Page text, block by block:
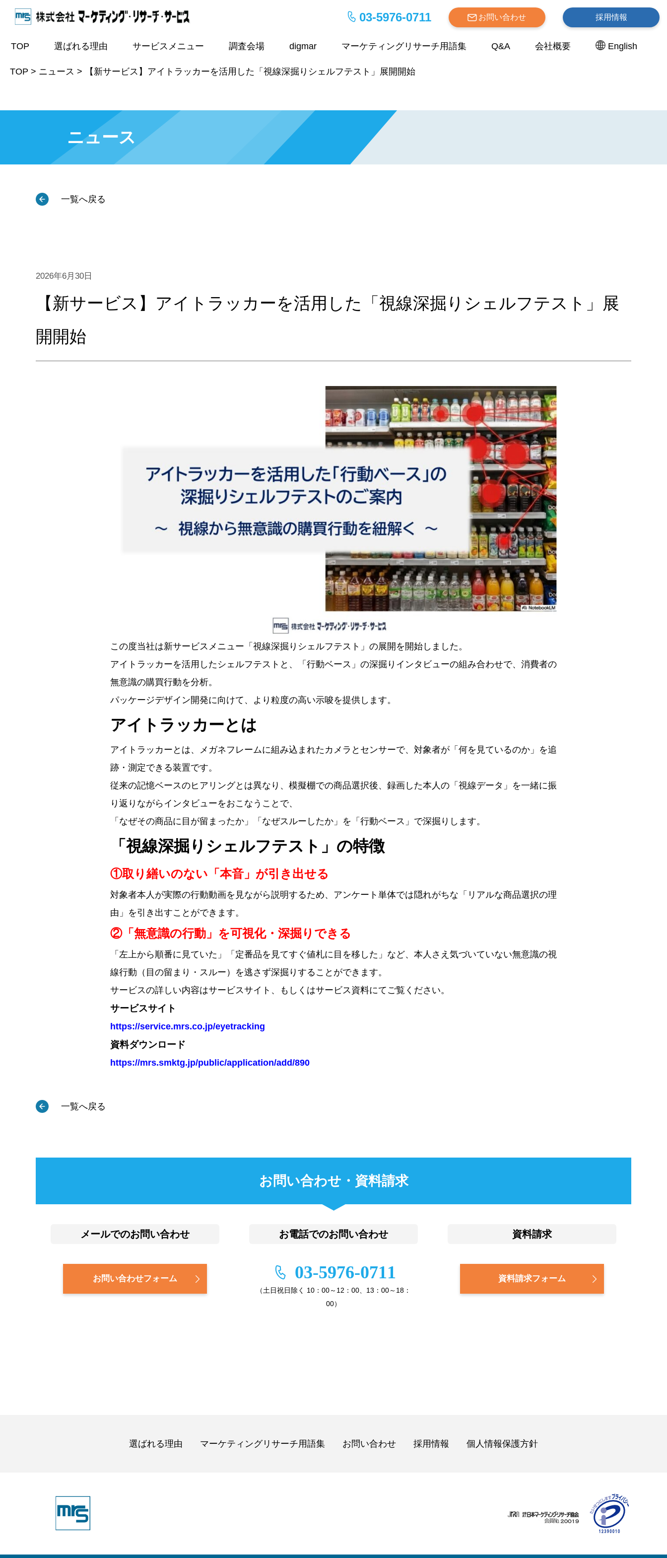
03-5976-0711 お問い合わせ 採用情報
TOP 選ばれる理由 サービスメニュー 調査会場 digmar マーケティングリサーチ用語集 Q&A 会社概要 English
TOP > ニュース > 【新サービス】アイトラッカーを活用した「視線深掘りシェルフテスト」展開開始
ニュース
一覧へ戻る
2026年6月30日
【新サービス】アイトラッカーを活用した「視線深掘りシェルフテスト」展
開開始
この度当社は新サービスメニュー「視線深掘りシェルフテスト」の展開を開始しました。
アイトラッカーを活用したシェルフテストと、「行動ベース」の深掘りインタビューの組み合わせで、消費者の
無意識の購買行動を分析。
パッケージデザイン開発に向けて、より粒度の高い示唆を提供します。
アイトラッカーとは
アイトラッカーとは、メガネフレームに組み込まれたカメラとセンサーで、対象者が「何を見ているのか」を追
跡・測定できる装置です。
従来の記憶ベースのヒアリングとは異なり、模擬棚での商品選択後、録画した本人の「視線データ」を一緒に振
り返りながらインタビューをおこなうことで、
「なぜその商品に目が留まったか」「なぜスルーしたか」を「行動ベース」で深掘りします。
「視線深掘りシェルフテスト」の特徴
①取り繕いのない「本音」が引き出せる
対象者本人が実際の行動動画を見ながら説明するため、アンケート単体では隠れがちな「リアルな商品選択の理
由」を引き出すことができます。
②「無意識の行動」を可視化・深掘りできる
「左上から順番に見ていた」「定番品を見てすぐ値札に目を移した」など、本人さえ気づいていない無意識の視
線行動（目の留まり・スルー）を逃さず深掘りすることができます。
サービスの詳しい内容はサービスサイト、もしくはサービス資料にてご覧ください。
サービスサイト
https://service.mrs.co.jp/eyetracking
資料ダウンロード
https://mrs.smktg.jp/public/application/add/890
一覧へ戻る
お問い合わせ・資料請求
メールでのお問い合わせ
お問い合わせフォーム
お電話でのお問い合わせ
03-5976-0711
（土日祝日除く 10：00～12：00、13：00～18：
00）
資料請求
資料請求フォーム
選ばれる理由 マーケティングリサーチ用語集 お問い合わせ 採用情報 個人情報保護方針